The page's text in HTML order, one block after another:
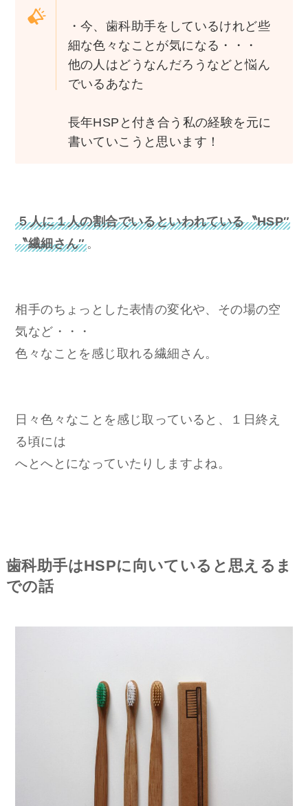
・今、歯科助手をしているけれど些
細な色々なことが気になる・・・
他の人はどうなんだろうなどと悩ん
でいるあなた
長年HSPと付き合う私の経験を元に
書いていこうと思います！
５人に１人の割合でいるといわれている〝HSP″
〝繊細さん″。
相手のちょっとした表情の変化や、その場の空
気など・・・
色々なことを感じ取れる繊細さん。
日々色々なことを感じ取っていると、１日終え
る頃には
へとへとになっていたりしますよね。
歯科助手はHSPに向いていると思えるま
での話